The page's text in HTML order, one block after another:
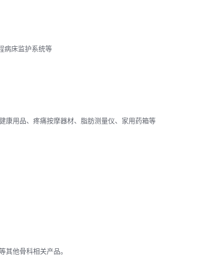
病床监护系统等
康用品、疼痛按摩器材、脂肪测量仪、家用药箱等
他骨科相关产品。